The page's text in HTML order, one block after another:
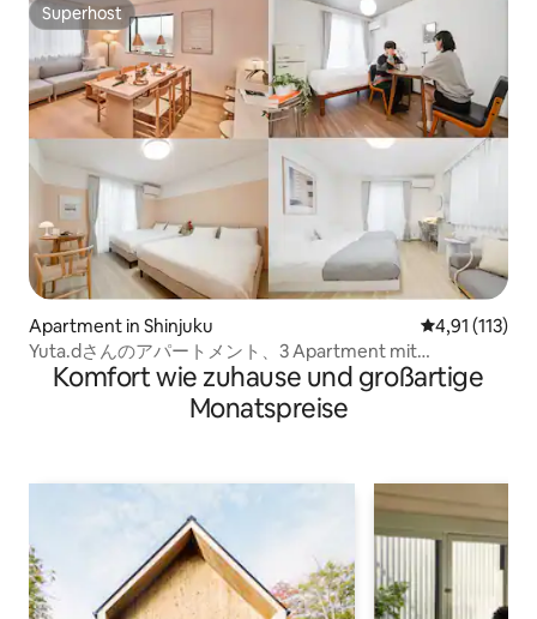
Superhost
Superhost
Apartment in Shinjuku
4,91 (113)
Yuta.dさんのアパートメント、3 Apartment mit
Doppelbett und...
Komfort wie zuhause und großartige
Monatspreise